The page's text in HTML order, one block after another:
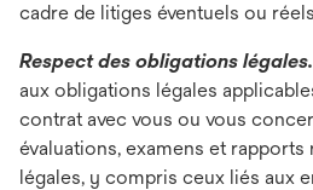
cadre de litiges éventuels ou
Respect des obligations légales.
aux obligations légales
contrat avec vous ou vous
évaluations, examens et
légales, y compris ceux liés aux